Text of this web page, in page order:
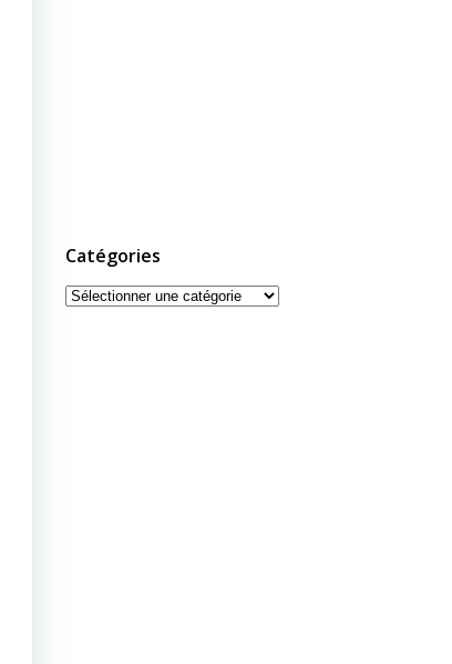
Catégories
Catégories